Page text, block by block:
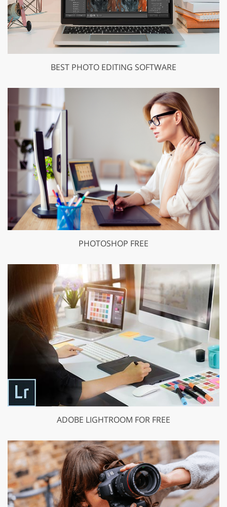
BEST PHOTO EDITING SOFTWARE
PHOTOSHOP FREE
ADOBE LIGHTROOM FOR FREE